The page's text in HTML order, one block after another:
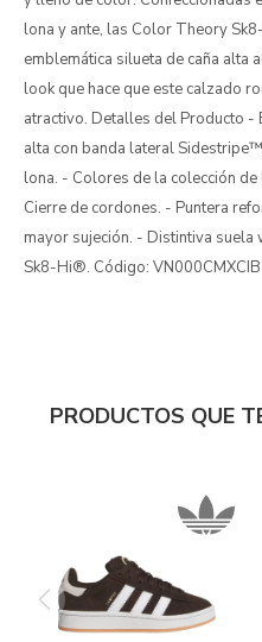
lona y ante, las Color Theory
emblemática silueta de caña alta
look que hace que este calzado
atractivo. Detalles del Producto -
alta con banda lateral
lona. - Colores de la colección
Cierre de cordones. - Puntera
mayor sujeción. - Distintiva suela
Sk8-Hi®. Código: VN000CMXCIB
PRODUCTOS QUE